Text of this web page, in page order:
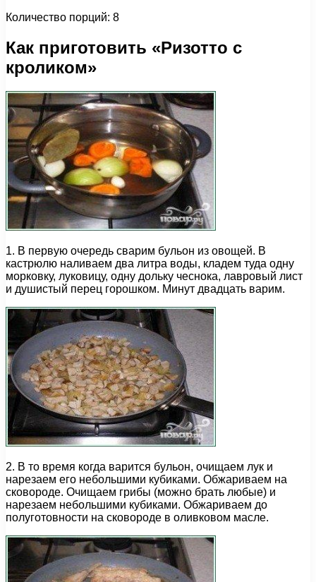
Количество порций: 8
Как приготовить «Ризотто с
кроликом»
1. В первую очередь сварим бульон из овощей. В
кастрюлю наливаем два литра воды, кладем туда одну
морковку, луковицу, одну дольку чеснока, лавровый лист
и душистый перец горошком. Минут двадцать варим.
2. В то время когда варится бульон, очищаем лук и
нарезаем его небольшими кубиками. Обжариваем на
сковороде. Очищаем грибы (можно брать любые) и
нарезаем небольшими кубиками. Обжариваем до
полуготовности на сковороде в оливковом масле.